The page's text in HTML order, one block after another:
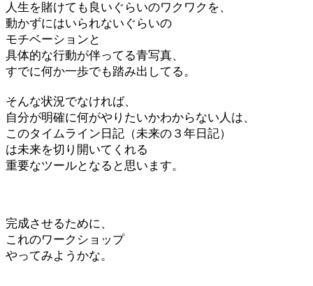
人生を賭けても良いぐらいのワクワクを、
動かずにはいられないぐらいの
モチベーションと
具体的な行動が伴ってる青写真、
すでに何か一歩でも踏み出してる。
そんな状況でなければ、
自分が明確に何がやりたいかわからない人は、
このタイムライン日記（未来の３年日記）
は未来を切り開いてくれる
重要なツールとなると思います。
完成させるために、
これのワークショップ
やってみようかな。